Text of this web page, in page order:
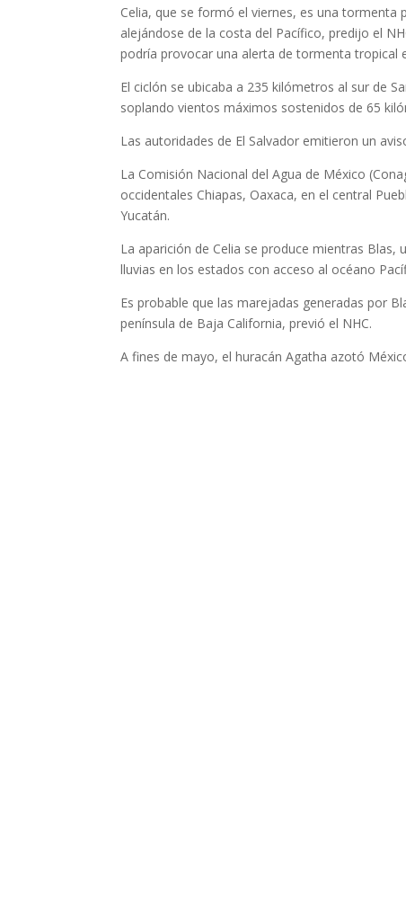
Celia, que se formó el viernes, es una
alejándose de la costa del Pacífico, predijo el
podría provocar una alerta de tormenta tropical
El ciclón se ubicaba a 235 kilómetros al sur de
soplando vientos máximos sostenidos de 65
Las autoridades de El Salvador emitieron un
La Comisión Nacional del Agua de México
occidentales Chiapas, Oaxaca, en el central
Yucatán.
La aparición de Celia se produce mientras
lluvias en los estados con acceso al océano
Es probable que las marejadas generadas por
península de Baja California, previó el NHC.
A fines de mayo, el huracán Agatha azotó